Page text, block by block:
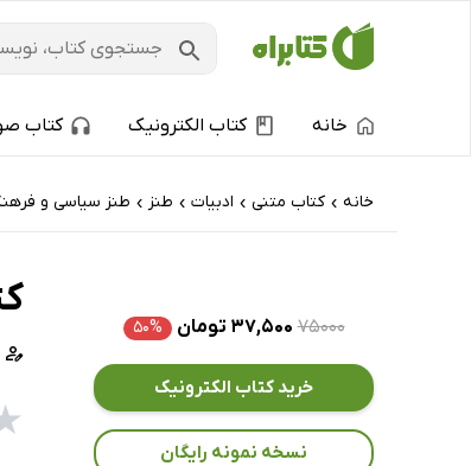
خانه کتاب الکترونیک کتاب
خانه › کتاب‌ متنی › ادبیات › طنز › طنز سیاسی و
۷۵۰۰۰ ۳۷,۵۰۰ تومان ۵۰%
خرید کتاب الکترونیک
نسخه نمونه رایگان